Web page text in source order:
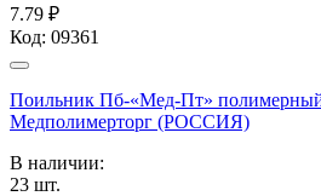
7.79 ₽
Код: 09361
Поильник Пб-«Мед-Пт»
Медполимерторг (РОССИЯ)
В наличии:
23 шт.